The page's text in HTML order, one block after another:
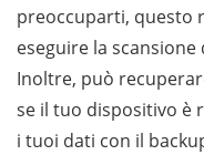
preoccuparti, questo
eseguire la scansione
Inoltre, può
se il tuo dispositivo è
i tuoi dati con il